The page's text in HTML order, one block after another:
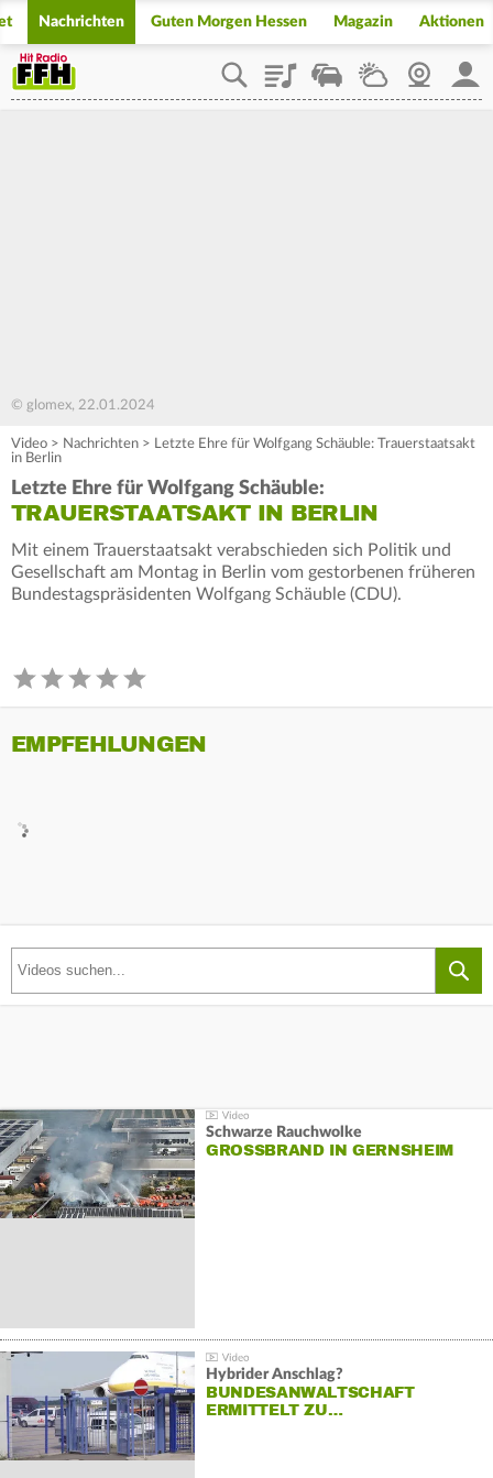
Nachrichten Guten Morgen Hessen Magazin Aktionen
PlaylistStaupilotWetterWebcam
© glomex, 22.01.2024
Video > Nachrichten > Letzte Ehre für Wolfgang Schäuble: Trauerstaatsakt
in Berlin
Letzte Ehre für Wolfgang Schäuble:
TRAUERSTAATSAKT IN BERLIN
Mit einem Trauerstaatsakt verabschieden sich Politik und
Gesellschaft am Montag in Berlin vom gestorbenen früheren
Bundestagspräsidenten Wolfgang Schäuble (CDU).
EMPFEHLUNGEN
Schwarze Rauchwolke
GROSSBRAND IN GERNSHEIM
Hybrider Anschlag?
BUNDESANWALTSCHAFT
ERMITTELT ZU…